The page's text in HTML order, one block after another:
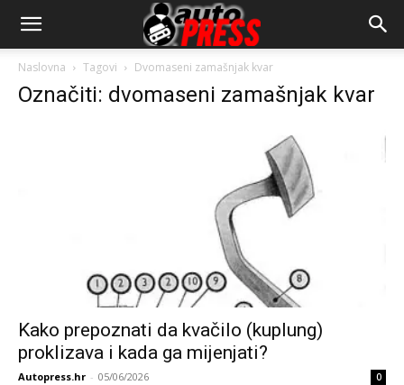
AutopressHR
Naslovna Tagovi Dvomaseni zamašnjak kvar
Označiti: dvomaseni zamašnjak kvar
Kako prepoznati da kvačilo (kuplung)
proklizava i kada ga mijenjati?
Autopress.hr - 05/06/2026 0